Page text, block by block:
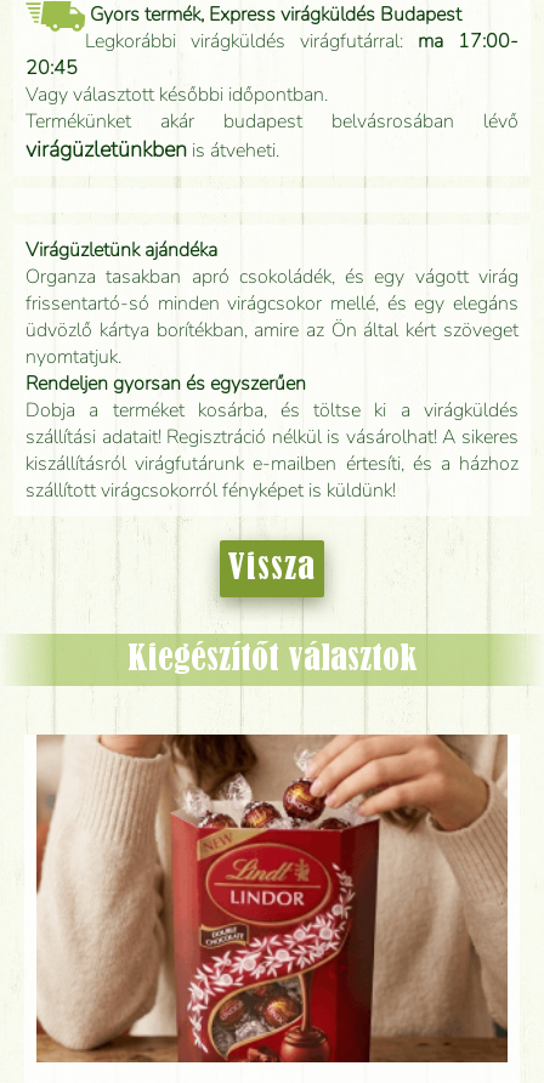
Gyors termék, Express virágküldés Budapest
Legkorábbi virágküldés virágfutárral: ma 17:00-
20:45
Vagy választott későbbi időpontban.
Termékünket akár budapest belvásrosában lévő
virágüzletünkben is átveheti.
Virágüzletünk ajándéka
Organza tasakban apró csokoládék, és egy vágott virág
frissentartó-só minden virágcsokor mellé, és egy elegáns
üdvözlő kártya borítékban, amire az Ön által kért szöveget
nyomtatjuk.
Rendeljen gyorsan és egyszerűen
Dobja a terméket kosárba, és töltse ki a virágküldés
szállítási adatait! Regisztráció nélkül is vásárolhat! A sikeres
kiszállításról virágfutárunk e-mailben értesíti, és a házhoz
szállított virágcsokorról fényképet is küldünk!
Vissza
Kiegészítőt választok